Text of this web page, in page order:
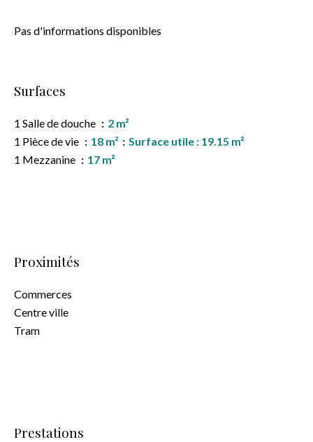
Pas d'informations disponibles
Surfaces
1 Salle de douche
2 m²
1 Pièce de vie
18 m²
Surface utile : 19.15 m²
1 Mezzanine
17 m²
Proximités
Commerces
Centre ville
Tram
Prestations